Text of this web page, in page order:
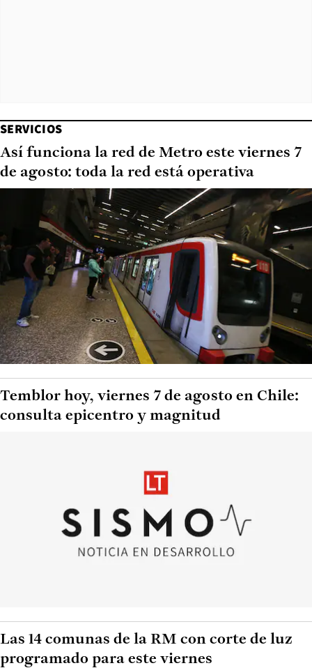
SERVICIOS
Así funciona la red de Metro este viernes 7
de agosto: toda la red está operativa
Temblor hoy, viernes 7 de agosto en Chile:
consulta epicentro y magnitud
Las 14 comunas de la RM con corte de luz
programado para este viernes